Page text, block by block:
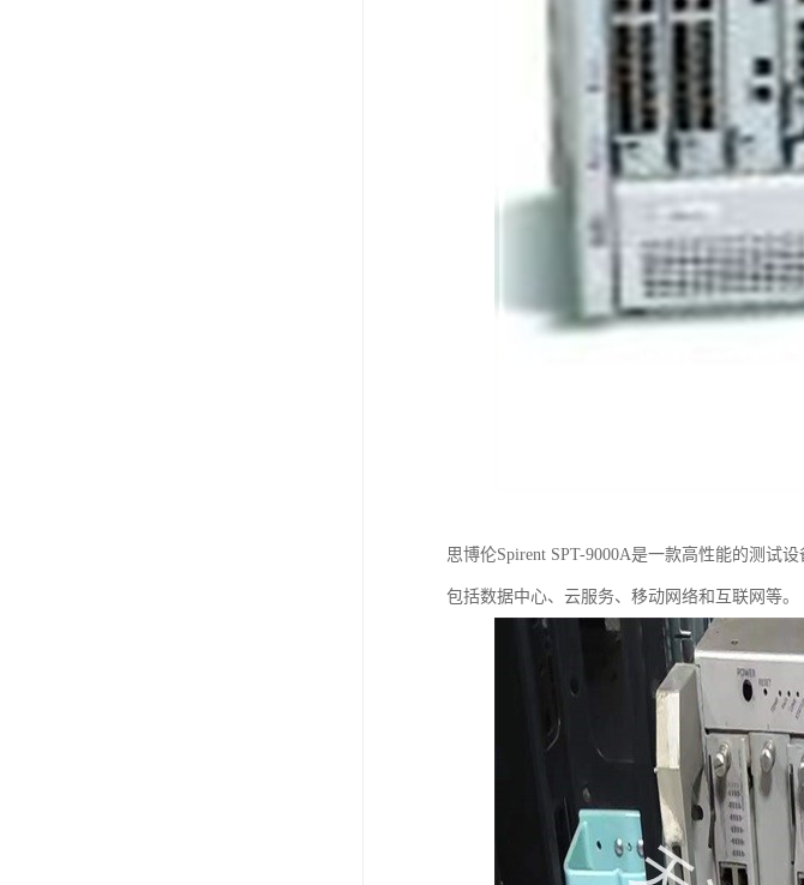
思博伦Spirent SPT-9000A是一款高性能的测试
包括数据中心、云服务、移动网络和互联网等。